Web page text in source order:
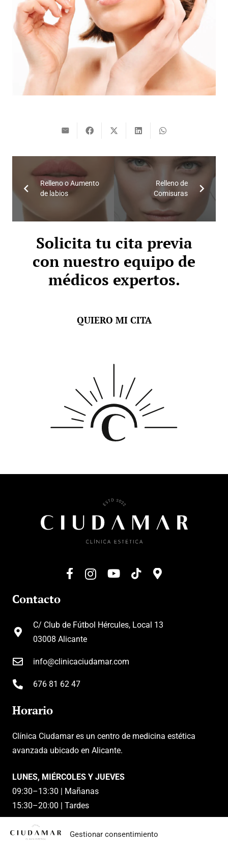
Gestionar consentimiento
Relleno o Aumento
de labios
Relleno de
Comisuras
Solicita tu cita previa
con nuestro equipo de
médicos expertos.
QUIERO MI CITA
Contacto
C/ Club de Fútbol Hércules, Local 13
03008 Alicante
info@clinicaciudamar.com
676 81 62 47
Horario
Clínica Ciudamar es un centro de medicina estética
avanzada ubicado en Alicante.
LUNES, MIÉRCOLES Y JUEVES
09:30–13:30 | Mañanas
15:30–20:00 | Tardes
MARTES Y VIERNES